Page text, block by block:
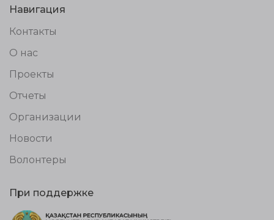
Навигация
Контакты
О нас
Проекты
Отчеты
Организации
Новости
Волонтеры
При поддержке